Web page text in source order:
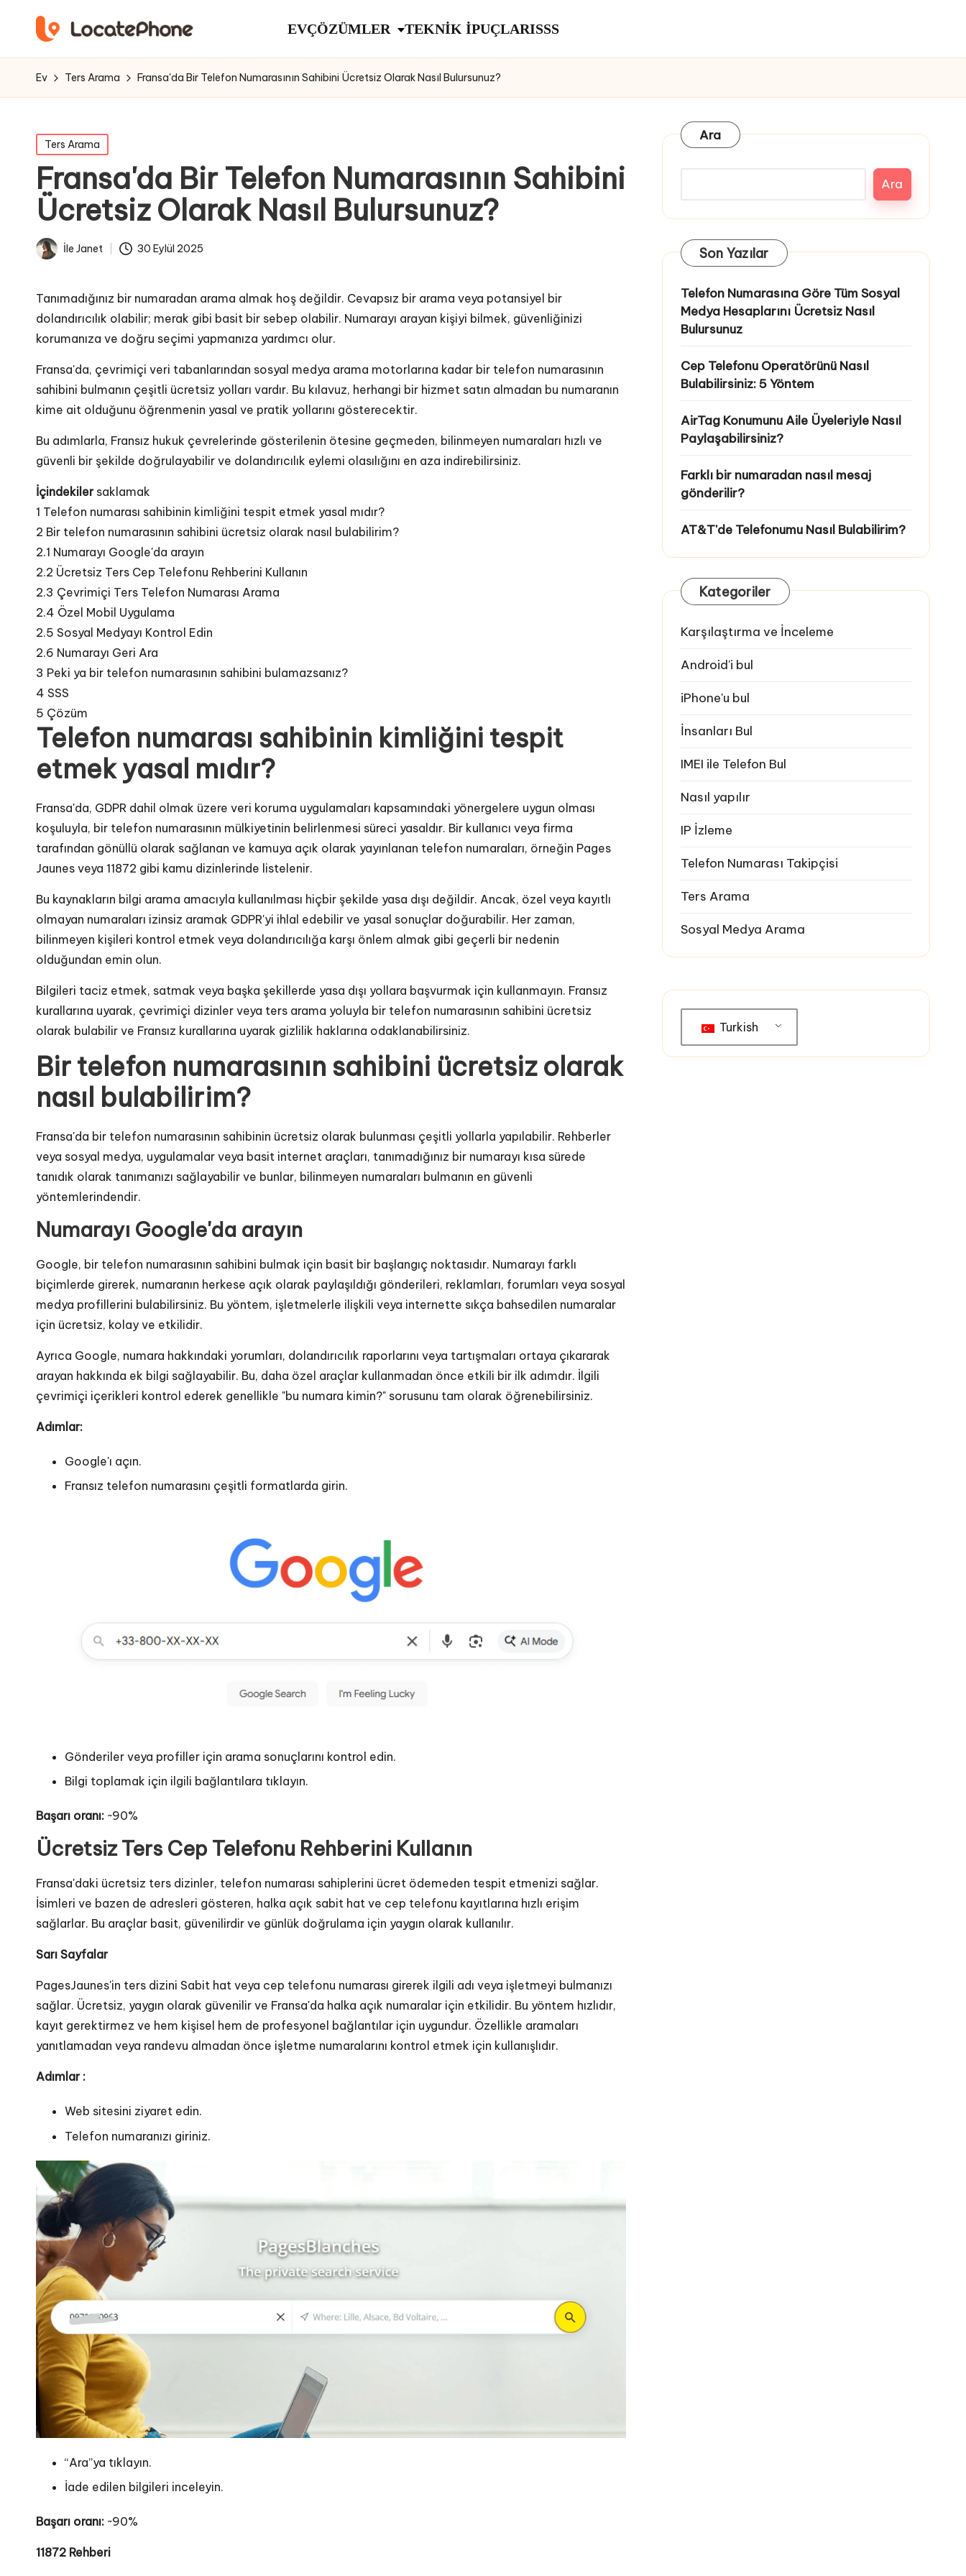
EVÇÖZÜMLER TEKNİK İPUÇLARISSS
Ev Ters Arama Fransa'da Bir Telefon Numarasının Sahibini Ücretsiz Olarak Nasıl Bulursunuz?
İçinde
yayınlandı
Ters Arama
Fransa'da Bir Telefon Numarasının Sahibini
Ücretsiz Olarak Nasıl Bulursunuz?
Gönderen
İle Janet 30 Eylül 2025
Tanımadığınız bir numaradan arama almak hoş değildir. Cevapsız bir arama veya potansiyel bir
dolandırıcılık olabilir; merak gibi basit bir sebep olabilir. Numarayı arayan kişiyi bilmek, güvenliğinizi
korumanıza ve doğru seçimi yapmanıza yardımcı olur.
Fransa'da, çevrimiçi veri tabanlarından sosyal medya arama motorlarına kadar bir telefon numarasının
sahibini bulmanın çeşitli ücretsiz yolları vardır. Bu kılavuz, herhangi bir hizmet satın almadan bu numaranın
kime ait olduğunu öğrenmenin yasal ve pratik yollarını gösterecektir.
Bu adımlarla, Fransız hukuk çevrelerinde gösterilenin ötesine geçmeden, bilinmeyen numaraları hızlı ve
güvenli bir şekilde doğrulayabilir ve dolandırıcılık eylemi olasılığını en aza indirebilirsiniz.
İçindekiler saklamak
1 Telefon numarası sahibinin kimliğini tespit etmek yasal mıdır?
2 Bir telefon numarasının sahibini ücretsiz olarak nasıl bulabilirim?
2.1 Numarayı Google'da arayın
2.2 Ücretsiz Ters Cep Telefonu Rehberini Kullanın
2.3 Çevrimiçi Ters Telefon Numarası Arama
2.4 Özel Mobil Uygulama
2.5 Sosyal Medyayı Kontrol Edin
2.6 Numarayı Geri Ara
3 Peki ya bir telefon numarasının sahibini bulamazsanız?
4 SSS
5 Çözüm
Telefon numarası sahibinin kimliğini tespit
etmek yasal mıdır?
Fransa'da, GDPR dahil olmak üzere veri koruma uygulamaları kapsamındaki yönergelere uygun olması
koşuluyla, bir telefon numarasının mülkiyetinin belirlenmesi süreci yasaldır. Bir kullanıcı veya firma
tarafından gönüllü olarak sağlanan ve kamuya açık olarak yayınlanan telefon numaraları, örneğin Pages
Jaunes veya 11872 gibi kamu dizinlerinde listelenir.
Bu kaynakların bilgi arama amacıyla kullanılması hiçbir şekilde yasa dışı değildir. Ancak, özel veya kayıtlı
olmayan numaraları izinsiz aramak GDPR'yi ihlal edebilir ve yasal sonuçlar doğurabilir. Her zaman,
bilinmeyen kişileri kontrol etmek veya dolandırıcılığa karşı önlem almak gibi geçerli bir nedenin
olduğundan emin olun.
Bilgileri taciz etmek, satmak veya başka şekillerde yasa dışı yollara başvurmak için kullanmayın. Fransız
kurallarına uyarak, çevrimiçi dizinler veya ters arama yoluyla bir telefon numarasının sahibini ücretsiz
olarak bulabilir ve Fransız kurallarına uyarak gizlilik haklarına odaklanabilirsiniz.
Bir telefon numarasının sahibini ücretsiz olarak
nasıl bulabilirim?
Fransa'da bir telefon numarasının sahibinin ücretsiz olarak bulunması çeşitli yollarla yapılabilir. Rehberler
veya sosyal medya, uygulamalar veya basit internet araçları, tanımadığınız bir numarayı kısa sürede
tanıdık olarak tanımanızı sağlayabilir ve bunlar, bilinmeyen numaraları bulmanın en güvenli
yöntemlerindendir.
Numarayı Google'da arayın
Google, bir telefon numarasının sahibini bulmak için basit bir başlangıç noktasıdır. Numarayı farklı
biçimlerde girerek, numaranın herkese açık olarak paylaşıldığı gönderileri, reklamları, forumları veya sosyal
medya profillerini bulabilirsiniz. Bu yöntem, işletmelerle ilişkili veya internette sıkça bahsedilen numaralar
için ücretsiz, kolay ve etkilidir.
Ayrıca Google, numara hakkındaki yorumları, dolandırıcılık raporlarını veya tartışmaları ortaya çıkararak
arayan hakkında ek bilgi sağlayabilir. Bu, daha özel araçlar kullanmadan önce etkili bir ilk adımdır. İlgili
çevrimiçi içerikleri kontrol ederek genellikle "bu numara kimin?" sorusunu tam olarak öğrenebilirsiniz.
Adımlar:
Google'ı açın.
Fransız telefon numarasını çeşitli formatlarda girin.
Gönderiler veya profiller için arama sonuçlarını kontrol edin.
Bilgi toplamak için ilgili bağlantılara tıklayın.
Başarı oranı: ~90%
Ücretsiz Ters Cep Telefonu Rehberini Kullanın
Fransa'daki ücretsiz ters dizinler, telefon numarası sahiplerini ücret ödemeden tespit etmenizi sağlar.
İsimleri ve bazen de adresleri gösteren, halka açık sabit hat ve cep telefonu kayıtlarına hızlı erişim
sağlarlar. Bu araçlar basit, güvenilirdir ve günlük doğrulama için yaygın olarak kullanılır.
Sarı Sayfalar
PagesJaunes'in ters dizini Sabit hat veya cep telefonu numarası girerek ilgili adı veya işletmeyi bulmanızı
sağlar. Ücretsiz, yaygın olarak güvenilir ve Fransa'da halka açık numaralar için etkilidir. Bu yöntem hızlıdır,
kayıt gerektirmez ve hem kişisel hem de profesyonel bağlantılar için uygundur. Özellikle aramaları
yanıtlamadan veya randevu almadan önce işletme numaralarını kontrol etmek için kullanışlıdır.
Adımlar :
Web sitesini ziyaret edin.
Telefon numaranızı giriniz.
“Ara”ya tıklayın.
İade edilen bilgileri inceleyin.
Başarı oranı: ~90%
11872 Rehberi
Ara
Ara
Son Yazılar
Telefon Numarasına Göre Tüm Sosyal
Medya Hesaplarını Ücretsiz Nasıl
Bulursunuz
Cep Telefonu Operatörünü Nasıl
Bulabilirsiniz: 5 Yöntem
AirTag Konumunu Aile Üyeleriyle Nasıl
Paylaşabilirsiniz?
Farklı bir numaradan nasıl mesaj
gönderilir?
AT&T'de Telefonumu Nasıl Bulabilirim?
Kategoriler
Karşılaştırma ve İnceleme
Android'i bul
iPhone'u bul
İnsanları Bul
IMEI ile Telefon Bul
Nasıl yapılır
IP İzleme
Telefon Numarası Takipçisi
Ters Arama
Sosyal Medya Arama
Turkish